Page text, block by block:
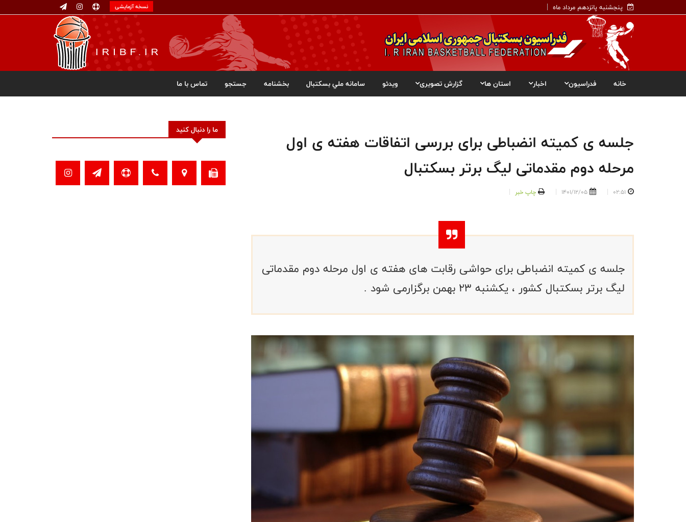
پنجشنبه پانزدهم مرداد ماه نسخه آزمایشی
خانه فدراسیون اخبار استان ها گزارش تصویری ویدئو سامانه ملي بسکتبال بخشنامه جستجو تماس با ما
جلسه ی کمیته انضباطی برای بررسی اتفاقات هفته ی اول
مرحله دوم مقدماتی لیگ برتر بسکتبال
02:51
1401/12/05 چاپ خبر
جلسه ی کمیته انضباطی برای حواشی رقابت های هفته ی اول مرحله دوم مقدماتی
لیگ برتر بسکتبال کشور ، یکشنبه ۲۳ بهمن برگزارمی شود .
ما را دنبال کنید